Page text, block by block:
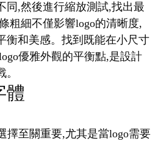
同,然後進行縮放測試,找出最
粗細不僅影響logo的清晰度,
衡和美感。找到既能在小尺寸
優雅外觀的平衡點,是設計
體
擇至關重要,尤其是當logo需要